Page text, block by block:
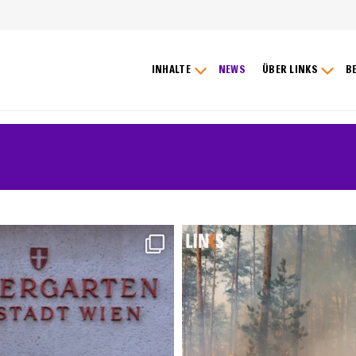
INHALTE NEWS ÜBER LINKS